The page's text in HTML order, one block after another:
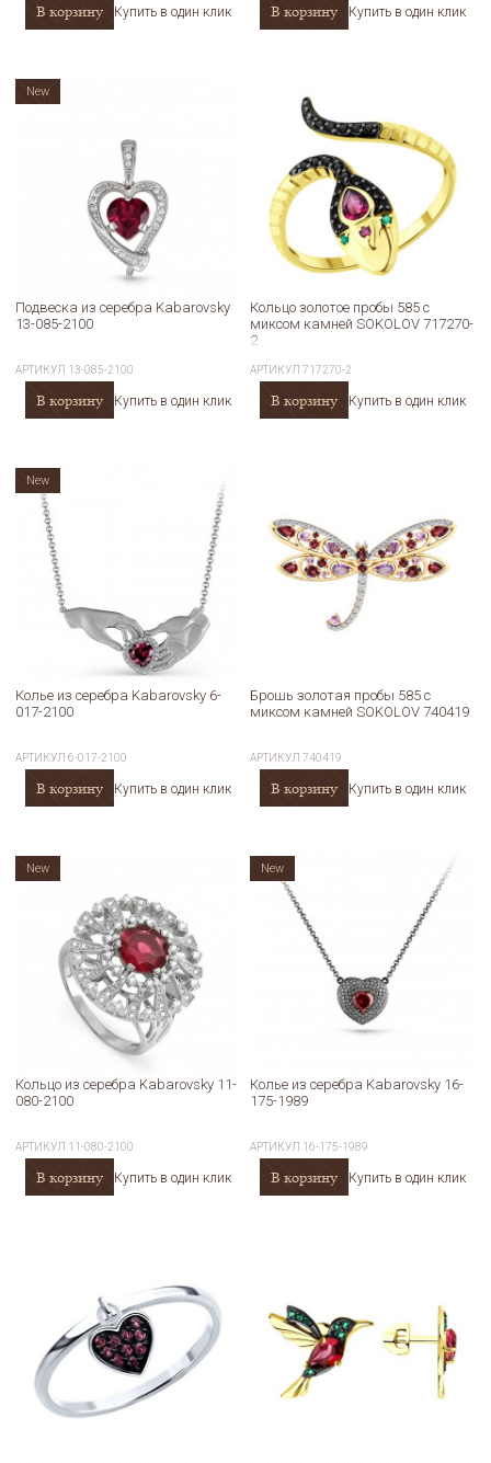
В корзину Купить в один клик В корзину Купить в один клик
Подвеска из серебра Kabarovsky
13-085-2100
АРТИКУЛ 13-085-2100
В корзину Купить в один клик
New
Кольцо золотое пробы 585 с
миксом камней SOKOLOV 717270-
2
АРТИКУЛ717270-2
В корзину Купить в один клик
Колье из серебра Kabarovsky 6-
017-2100
АРТИКУЛ6-017-2100
В корзину Купить в один клик
New
Брошь золотая пробы 585 с
миксом камней SOKOLOV 740419
АРТИКУЛ740419
В корзину Купить в один клик
Кольцо из серебра Kabarovsky 11-
080-2100
АРТИКУЛ 11-080-2100
В корзину Купить в один клик
New
Колье из серебра Kabarovsky 16-
175-1989
АРТИКУЛ 16-175-1989
В корзину Купить в один клик
New